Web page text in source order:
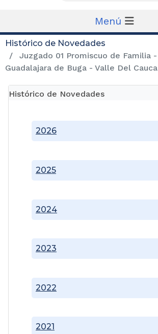
Menú
Histórico de Novedades
Juzgado 01 Promiscuo de Familia -
Guadalajara de Buga - Valle Del Cauca
Histórico de Novedades
2021
2022
2023
2024
2025
2026